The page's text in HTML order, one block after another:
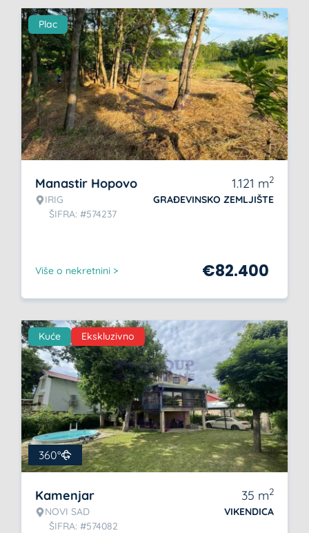
Plac
Manastir Hopovo
IRIG
ŠIFRA: #574237
1.121 m2
GRAĐEVINSKO ZEMLJIŠTE
Više o nekretnini > €82.400
Kuće Ekskluzivno
360°
Kamenjar
NOVI SAD
ŠIFRA: #574082
35 m2
VIKENDICA